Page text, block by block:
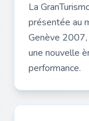
La
présentée au
Genève
une nouvelle
performance.